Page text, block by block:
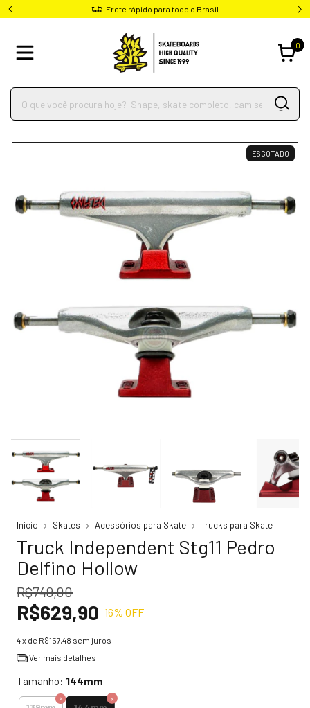
Frete rápido para todo o Brasil
0
ESGOTADO
Início Skates Acessórios para Skate Trucks para Skate
Truck Independent Stg11 Pedro
Delfino Hollow
R$749,00
R$629,90 16% OFF
4x de R$157,48 sem juros
Ver mais detalhes
Tamanho: 144mm